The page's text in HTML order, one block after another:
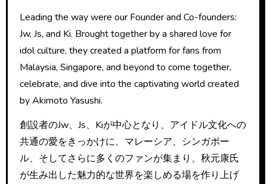
Leading the way were our Founder and Co-founders:
Jw, Js, and Ki. Brought together by a shared love for
idol culture, they created a platform for fans from
Malaysia, Singapore, and beyond to come together,
celebrate, and dive into the captivating world created
by Akimoto Yasushi.
創設者のJw、Js、Kiが中心となり、アイドル文化への
共通の愛をきっかけに、マレーシア、シンガポー
ル、そしてさらに多くのファンが集まり、秋元康氏
が生み出した魅力的な世界を楽しめる場を作り上げ